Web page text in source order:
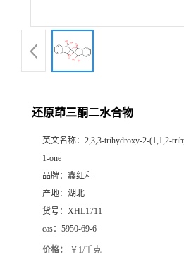
还原茚三酮二水合物
英文名称： 2,3,3-trihydroxy-2-(1,1,2-
1-one
品牌： 鑫红利
产地： 湖北
货号： XHL1711
cas： 5950-69-6
价格： ￥1/千克